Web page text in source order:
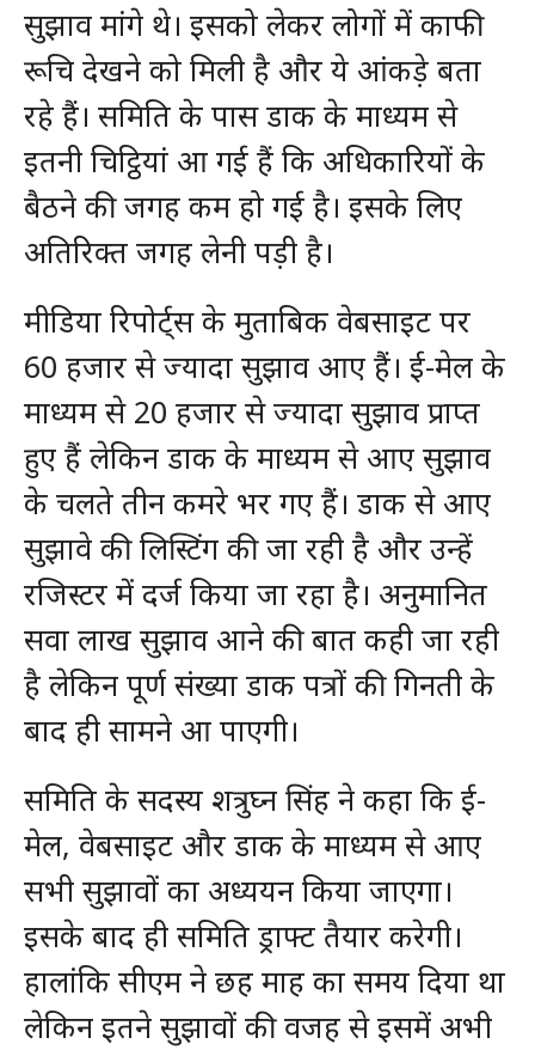
सुझाव मांगे थे। इसको लेकर लोगों में काफी
रूचि देखने को मिली है और ये आंकड़े बता
रहे हैं। समिति के पास डाक के माध्यम से
इतनी चिट्ठियां आ गई हैं कि अधिकारियों के
बैठने की जगह कम हो गई है। इसके लिए
अतिरिक्त जगह लेनी पड़ी है।
मीडिया रिपोर्ट्स के मुताबिक वेबसाइट पर
60 हजार से ज्यादा सुझाव आए हैं। ई-मेल के
माध्यम से 20 हजार से ज्यादा सुझाव प्राप्त
हुए हैं लेकिन डाक के माध्यम से आए सुझाव
के चलते तीन कमरे भर गए हैं। डाक से आए
सुझावे की लिस्टिंग की जा रही है और उन्हें
रजिस्टर में दर्ज किया जा रहा है। अनुमानित
सवा लाख सुझाव आने की बात कही जा रही
है लेकिन पूर्ण संख्या डाक पत्रों की गिनती के
बाद ही सामने आ पाएगी।
समिति के सदस्य शत्रुघ्न सिंह ने कहा कि ई-
मेल, वेबसाइट और डाक के माध्यम से आए
सभी सुझावों का अध्ययन किया जाएगा।
इसके बाद ही समिति ड्राफ्ट तैयार करेगी।
हालांकि सीएम ने छह माह का समय दिया था
लेकिन इतने सुझावों की वजह से इसमें अभी